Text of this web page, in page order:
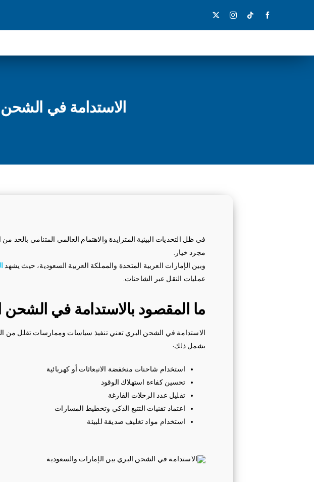
content
الاستدامة في الشحن
في ظل التحديات البيئية المتزايدة والاهتمام العالمي المتنامي
مجرد خيار.
وبين الإمارات العربية المتحدة والمملكة العربية السعودية، حيث يشهد
عمليات النقل عبر الشاحنات.
ما المقصود بالاستدامة في الشحن
الاستدامة في الشحن البري تعني تنفيذ سياسات وممارسات تقلل من
يشمل ذلك:
استخدام شاحنات منخفضة الانبعاثات أو كهربائية
تحسين كفاءة استهلاك الوقود
تقليل عدد الرحلات الفارغة
اعتماد تقنيات التتبع الذكي وتخطيط المسارات
استخدام مواد تغليف صديقة للبيئة